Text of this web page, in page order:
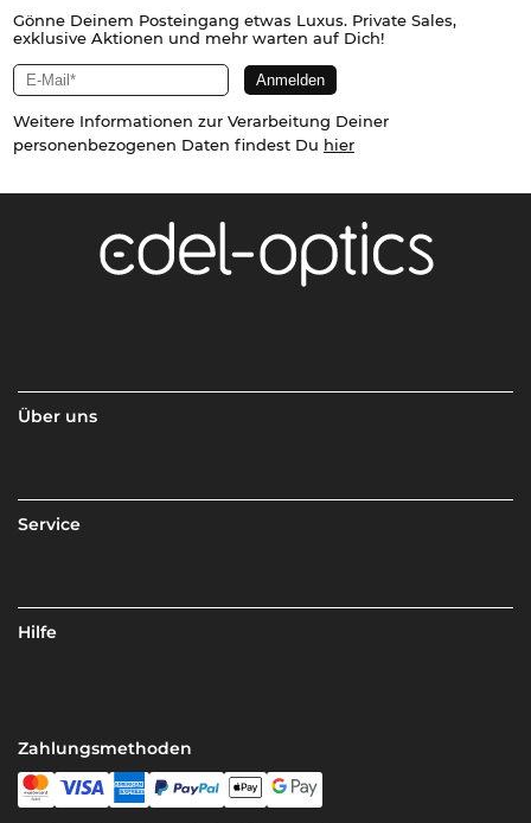
Gönne Deinem Posteingang etwas Luxus. Private Sales,
exklusive Aktionen und mehr warten auf Dich!
Weitere Informationen zur Verarbeitung Deiner
personenbezogenen Daten findest Du hier
Über uns
Service
Hilfe
Zahlungsmethoden